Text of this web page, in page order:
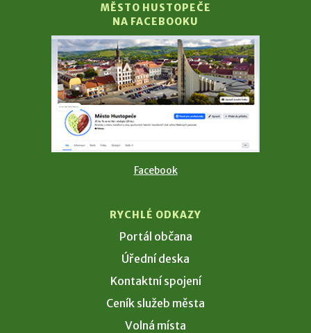
MĚSTO HUSTOPEČE
NA FACEBOOKU
Facebook
RYCHLÉ ODKAZY
Portál občana
Úřední deska
Kontaktní spojení
Ceník služeb města
Volná místa